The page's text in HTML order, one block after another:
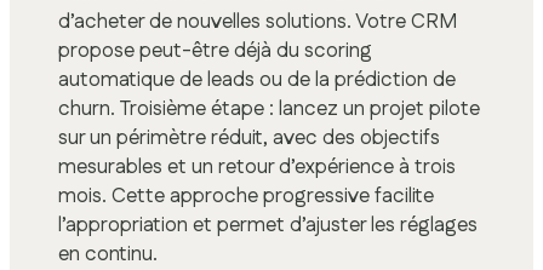
d’acheter de nouvelles solutions. Votre CRM
propose peut-être déjà du scoring
automatique de leads ou de la prédiction de
churn. Troisième étape : lancez un projet pilote
sur un périmètre réduit, avec des objectifs
mesurables et un retour d’expérience à trois
mois. Cette approche progressive facilite
l’appropriation et permet d’ajuster les réglages
en continu.